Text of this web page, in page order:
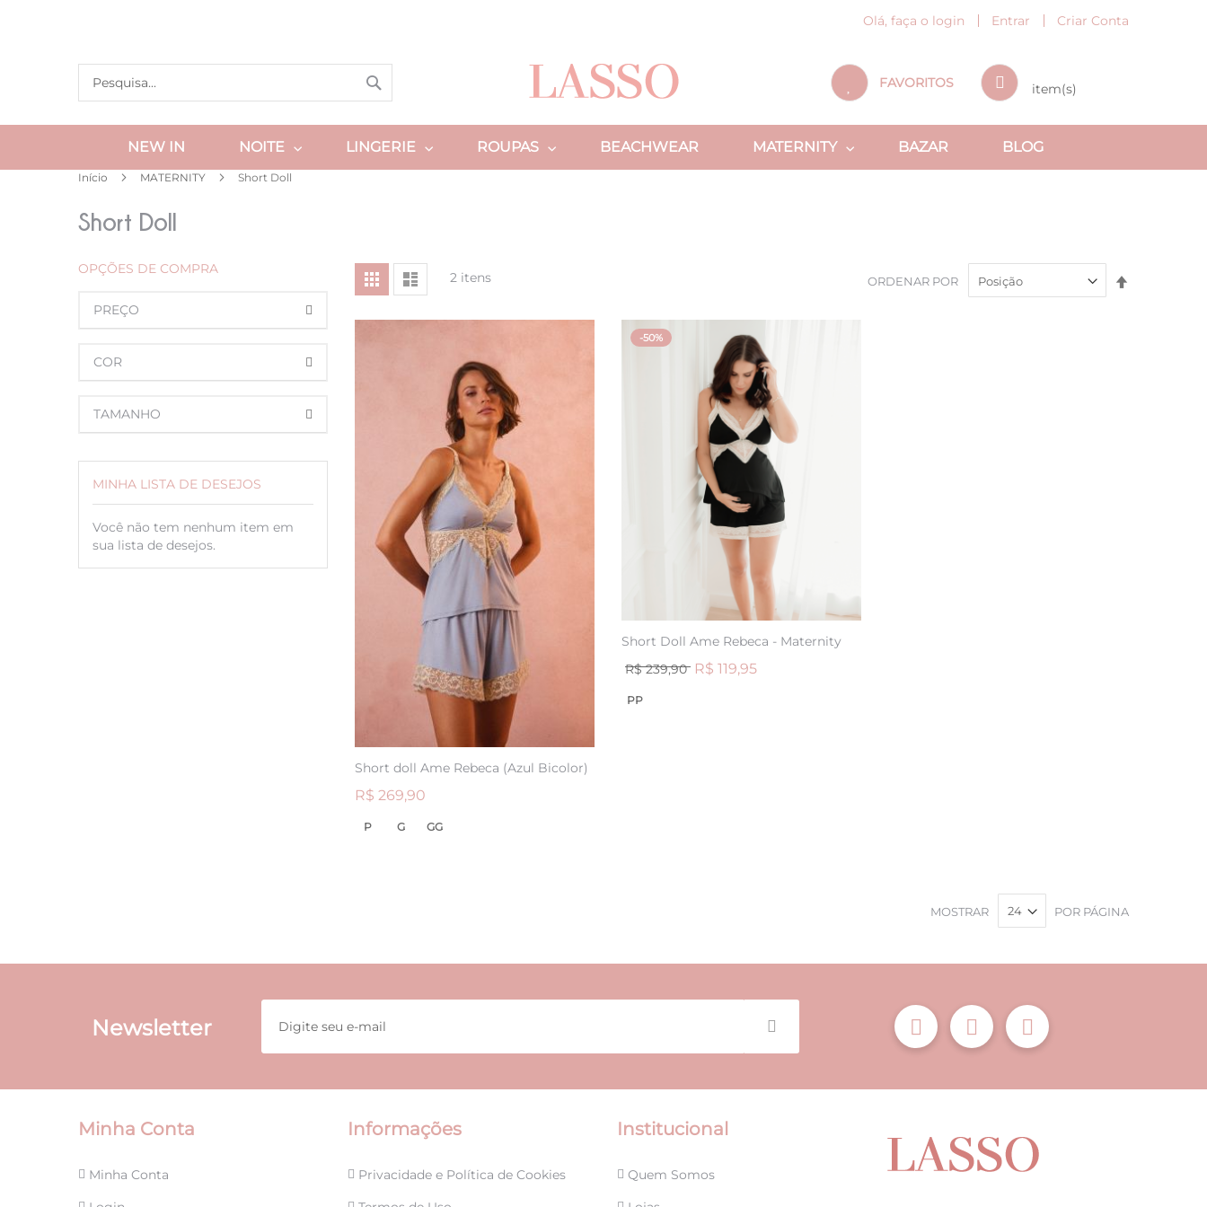
Olá, faça o login Entrar Criar Conta
conteúdo
FAVORITOS
NEW IN NOITE LINGERIE ROUPAS BEACHWEAR MATERNITY BAZAR BLOG
Início MATERNITY Short Doll
Short Doll
Ver
como
GradeLista 2itens ORDENAR POR
Short doll Ame Rebeca (Azul Bicolor)
R$ 269,90
P G GG
-50%
Short Doll Ame Rebeca - Maternity
R$ 239,90 R$ 119,95
PP
MOSTRAR POR PÁGINA
OPÇÕES DE COMPRA
PREÇO
COR
TAMANHO
MINHA LISTA DE DESEJOS
Você não tem nenhum item em
sua lista de desejos.
Newsletter
Minha Conta
Minha Conta
Informações
Privacidade e Política de Cookies
Institucional
Quem Somos